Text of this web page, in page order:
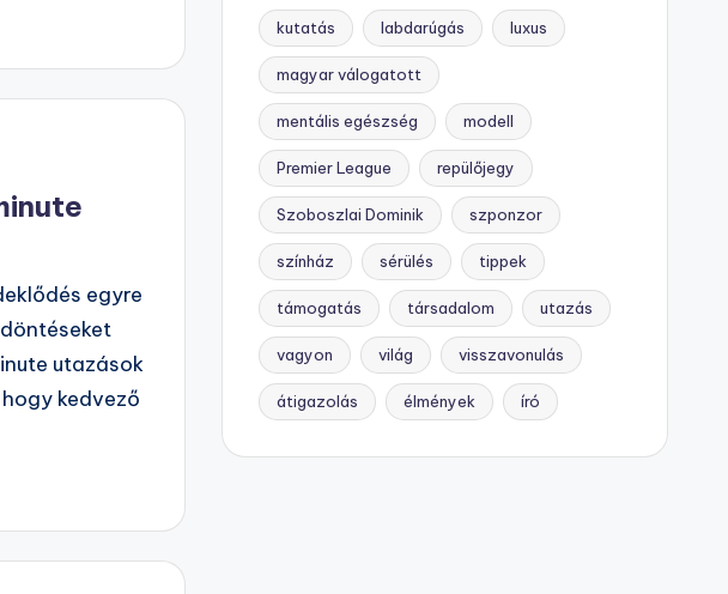
egyre
utazások
kedvező
kutatás labdarúgás luxus
magyar válogatott
mentális egészség modell
Premier League repülőjegy
Szoboszlai Dominik szponzor
színház sérülés tippek
támogatás társadalom utazás
vagyon világ visszavonulás
átigazolás élmények író